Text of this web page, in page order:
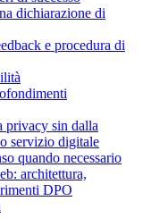
dichiarazione di
e procedura di
privacy sin dalla
servizio digitale
quando necessario
architettura,
DPO